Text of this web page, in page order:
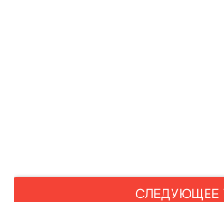
СЛЕДУЮЩЕЕ